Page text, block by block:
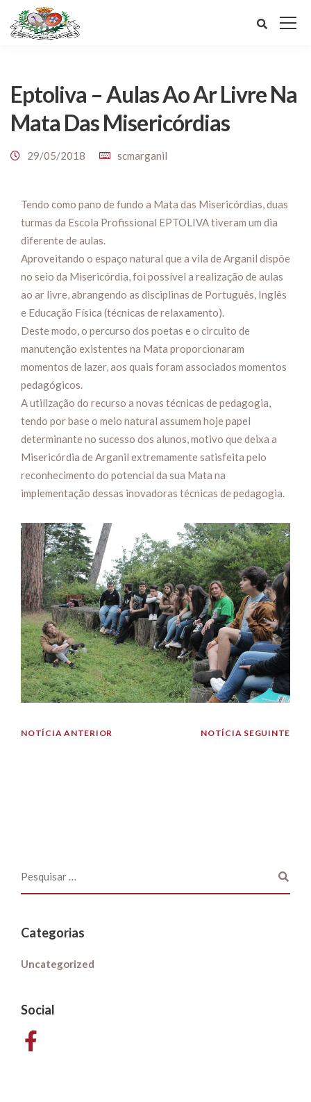
Eptoliva – Aulas Ao Ar Livre Na
Mata Das Misericórdias
29/05/2018 scmarganil
Tendo como pano de fundo a Mata das Misericórdias, duas
turmas da Escola Profissional EPTOLIVA tiveram um dia
diferente de aulas.
Aproveitando o espaço natural que a vila de Arganil dispõe
no seio da Misericórdia, foi possível a realização de aulas
ao ar livre, abrangendo as disciplinas de Português, Inglês
e Educação Física (técnicas de relaxamento).
Deste modo, o percurso dos poetas e o circuito de
manutenção existentes na Mata proporcionaram
momentos de lazer, aos quais foram associados momentos
pedagógicos.
A utilização do recurso a novas técnicas de pedagogia,
tendo por base o meio natural assumem hoje papel
determinante no sucesso dos alunos, motivo que deixa a
Misericórdia de Arganil extremamente satisfeita pelo
reconhecimento do potencial da sua Mata na
implementação dessas inovadoras técnicas de pedagogia.
NOTÍCIA ANTERIOR NOTÍCIA SEGUINTE
Categorias
Uncategorized
Social